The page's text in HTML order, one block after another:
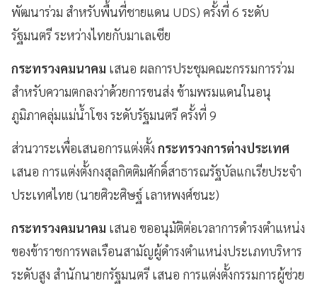
พัฒนาร่วม สำหรับพื้นที่ชายแดน UDS) ครั้งที่ 6 ระดับ
รัฐมนตรี ระหว่างไทยกับมาเลเซีย
กระทรวงคมนาคม เสนอ ผลการประชุมคณะกรรมการร่วม
สำหรับความตกลงว่าด้วยการขนส่ง ข้ามพรมแดนในอนุ
ภูมิภาคลุ่มแม่น้ำโขง ระดับรัฐมนตรี ครั้งที่ 9
ส่วนวาระเพื่อเสนอการแต่งตั้ง กระทรวงการต่างประเทศ
เสนอ การแต่งตั้งกงสุลกิตติมศักดิ์สาธารณรัฐบัลแกเรียประจำ
ประเทศไทย (นายศิวะศิษฐ์ เลาหพงศ์ชนะ)
กระทรวงคมนาคม เสนอ ขออนุมัติต่อเวลาการดำรงตำแหน่ง
ของข้าราชการพลเรือนสามัญผู้ดำรงตำแหน่งประเภทบริหาร
ระดับสูง สำนักนายกรัฐมนตรี เสนอ การแต่งตั้งกรรมการผู้ช่วย